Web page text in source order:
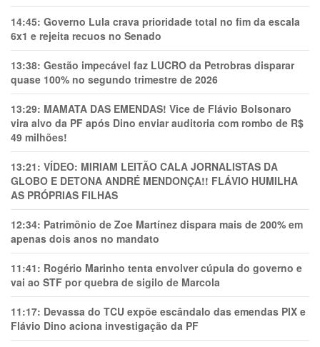
14:45: Governo Lula crava prioridade total no fim da escala
6x1 e rejeita recuos no Senado
13:38: Gestão impecável faz LUCRO da Petrobras disparar
quase 100% no segundo trimestre de 2026
13:29: MAMATA DAS EMENDAS! Vice de Flávio Bolsonaro
vira alvo da PF após Dino enviar auditoria com rombo de R$
49 milhões!
13:21: VÍDEO: MIRIAM LEITÃO CALA JORNALISTAS DA
GLOBO E DETONA ANDRÉ MENDONÇA!! FLÁVIO HUMILHA
AS PRÓPRIAS FILHAS
12:34: Patrimônio de Zoe Martínez dispara mais de 200% em
apenas dois anos no mandato
11:41: Rogério Marinho tenta envolver cúpula do governo e
vai ao STF por quebra de sigilo de Marcola
11:17: Devassa do TCU expõe escândalo das emendas PIX e
Flávio Dino aciona investigação da PF